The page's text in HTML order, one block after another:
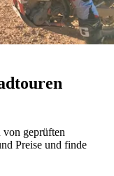
von geprüften
Preise und finde